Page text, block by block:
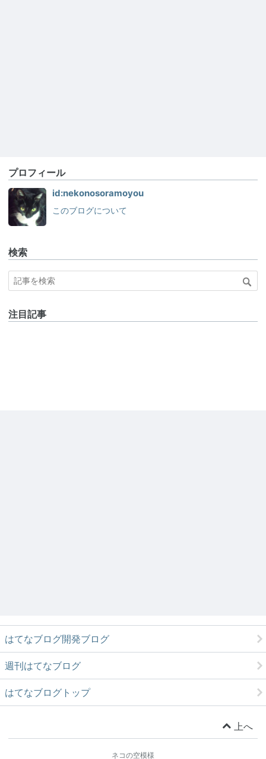
プロフィール
id:nekonosoramoyou
このブログについて
検索
注目記事
はてなブログ開発ブログ
週刊はてなブログ
はてなブログトップ
上へ
ネコの空模様